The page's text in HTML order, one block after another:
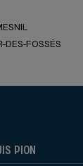
DES-FOSSÉS
PION